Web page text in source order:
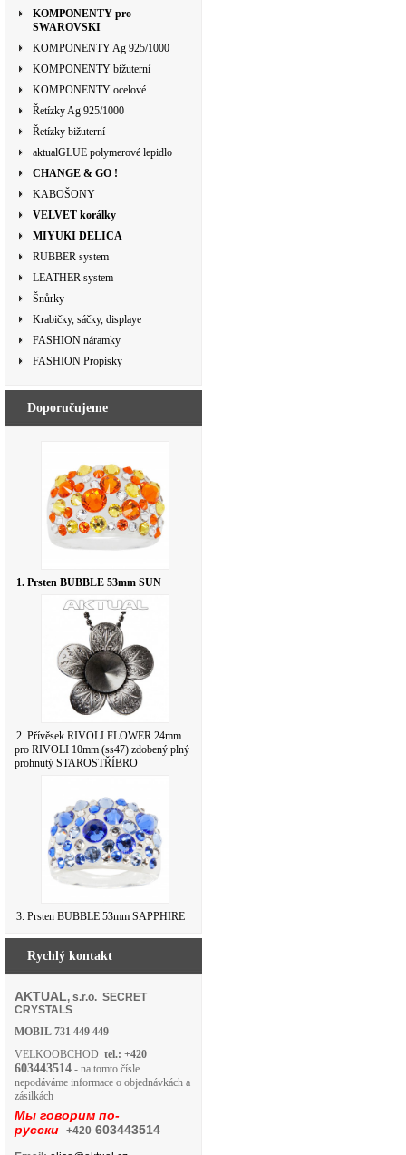
KOMPONENTY pro
SWAROVSKI
KOMPONENTY Ag 925/1000
KOMPONENTY bižuterní
KOMPONENTY ocelové
Řetízky Ag 925/1000
Řetízky bižuterní
aktualGLUE polymerové lepidlo
CHANGE & GO !
KABOŠONY
VELVET korálky
MIYUKI DELICA
RUBBER system
LEATHER system
Šnůrky
Krabičky, sáčky, displaye
FASHION náramky
FASHION Propisky
Doporučujeme
1. Prsten BUBBLE 53mm SUN
2. Přívěsek RIVOLI FLOWER 24mm
pro RIVOLI 10mm (ss47) zdobený plný
prohnutý STAROSTŘÍBRO
3. Prsten BUBBLE 53mm SAPPHIRE
Rychlý kontakt
AKTUAL, s.r.o. SECRET
CRYSTALS
MOBIL 731 449 449
VELKOOBCHOD tel.: +420
603443514 - na tomto čísle
nepodáváme informace o objednávkách a
zásilkách
Мы говорим по-
русски +420 603443514